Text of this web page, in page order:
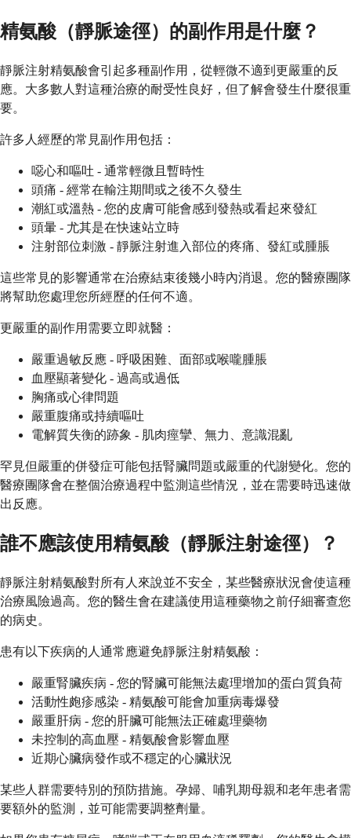
精氨酸（靜脈途徑）的副作用是什麼？
靜脈注射精氨酸會引起多種副作用，從輕微不適到更嚴重的反
應。大多數人對這種治療的耐受性良好，但了解會發生什麼很重
要。
許多人經歷的常見副作用包括：
噁心和嘔吐 - 通常輕微且暫時性
頭痛 - 經常在輸注期間或之後不久發生
潮紅或溫熱 - 您的皮膚可能會感到發熱或看起來發紅
頭暈 - 尤其是在快速站立時
注射部位刺激 - 靜脈注射進入部位的疼痛、發紅或腫脹
這些常見的影響通常在治療結束後幾小時內消退。您的醫療團隊
將幫助您處理您所經歷的任何不適。
更嚴重的副作用需要立即就醫：
嚴重過敏反應 - 呼吸困難、面部或喉嚨腫脹
血壓顯著變化 - 過高或過低
胸痛或心律問題
嚴重腹痛或持續嘔吐
電解質失衡的跡象 - 肌肉痙攣、無力、意識混亂
罕見但嚴重的併發症可能包括腎臟問題或嚴重的代謝變化。您的
醫療團隊會在整個治療過程中監測這些情況，並在需要時迅速做
出反應。
誰不應該使用精氨酸（靜脈注射途徑）？
靜脈注射精氨酸對所有人來說並不安全，某些醫療狀況會使這種
治療風險過高。您的醫生會在建議使用這種藥物之前仔細審查您
的病史。
患有以下疾病的人通常應避免靜脈注射精氨酸：
嚴重腎臟疾病 - 您的腎臟可能無法處理增加的蛋白質負荷
活動性皰疹感染 - 精氨酸可能會加重病毒爆發
嚴重肝病 - 您的肝臟可能無法正確處理藥物
未控制的高血壓 - 精氨酸會影響血壓
近期心臟病發作或不穩定的心臟狀況
某些人群需要特別的預防措施。孕婦、哺乳期母親和老年患者需
要額外的監測，並可能需要調整劑量。